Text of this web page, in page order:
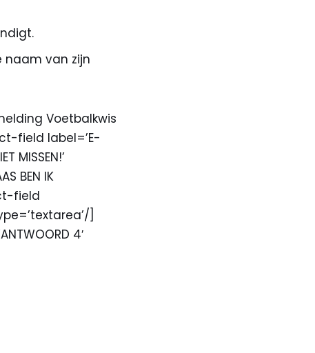
naam van zijn
Voetbalkwis
field label=’E-
MISSEN!’
BEN IK
field
]
4′